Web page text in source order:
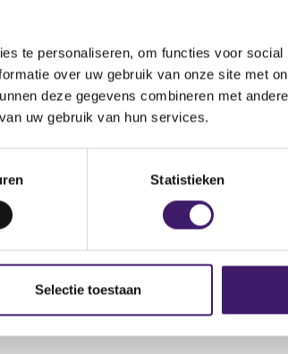
te personaliseren, om functies voor social
over uw gebruik van onze site met
deze gegevens combineren met
uw gebruik van hun services.
Statistieken
Selectie toestaan